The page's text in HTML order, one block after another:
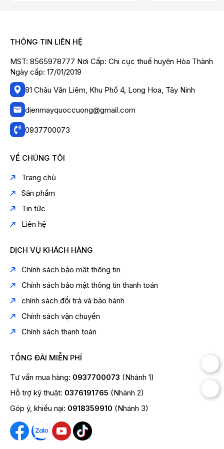
THÔNG TIN LIÊN HỆ
MST: 8565978777 Nơi Cấp: Chi cục thuế huyện Hòa Thành
Ngày cấp: 17/01/2019
81 Châu Văn Liêm, Khu Phố 4, Long Hoa, Tây Ninh
dienmayquoccuong@gmail.com
0937700073
VỀ CHÚNG TÔI
Trang chủ
Sản phẩm
Tin tức
Liên hệ
DỊCH VỤ KHÁCH HÀNG
Chính sách bảo mật thông tin
Chính sách bảo mật thông tin thanh toán
chính sách đổi trả và bảo hành
Chính sách vận chuyển
Chính sách thanh toán
TỔNG ĐÀI MIỄN PHÍ
Tư vấn mua hàng: 0937700073 (Nhánh 1)
Hỗ trợ kỹ thuật: 0376191765 (Nhánh 2)
Góp ý, khiếu nại: 0918359910 (Nhánh 3)